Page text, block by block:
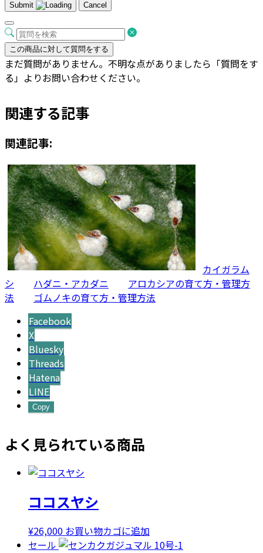
Submit Cancel
この商品に対して質問をする
まだ質問がありません。不明な点がありましたら「質問をす
る」よりお問い合わせください。
関連する記事
関連記事:
カイガラム
シ
ハダニ・アカダニ
アロカシアの育て方・管理方
法
ゴムノキの育て方・管理方法
Facebook
X
Bluesky
Threads
Hatena
LINE
Copy
よく見られている商品
ココスヤシ
¥26,000 お買い物カゴに追加
セール